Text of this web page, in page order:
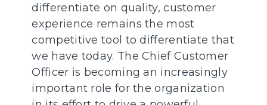
differentiate on quality, customer
experience remains the most
competitive tool to differentiate that
we have today. The Chief Customer
Officer is becoming an increasingly
important role for the organization